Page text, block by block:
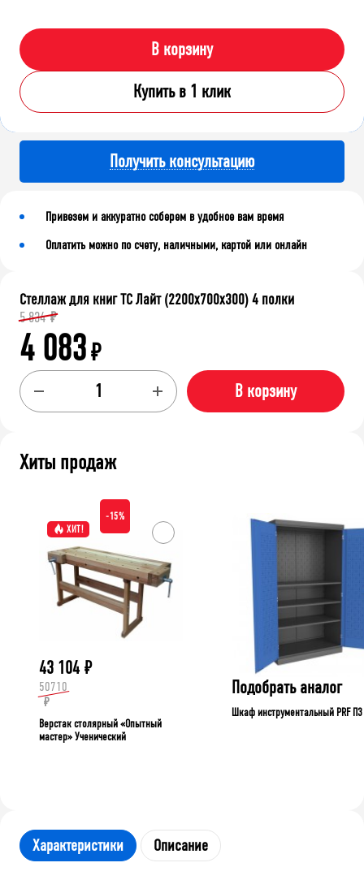
В корзину
Купить в 1 клик
Получить консультацию
Привезем и аккуратно соберем в удобное вам время
Оплатить можно по счету, наличными, картой или онлайн
Стеллаж для книг ТС Лайт (2200x700x300) 4 полки
5 834 ₽
4 083₽
В корзину
Хиты продаж
ХИТ!
-15%
43 104 ₽
50710
₽
Верстак столярный «Опытный
мастер» Ученический
Подобрать аналог
Шкаф инструментальный PRF П3
Характеристики Описание